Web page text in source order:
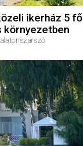
ikerház 5 fő
környezetben